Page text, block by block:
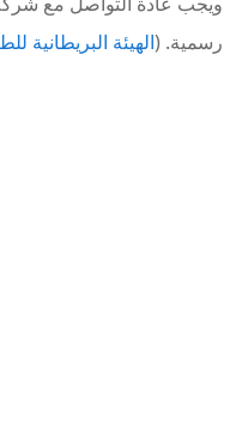
رسمية. (الهيئة البريطانية